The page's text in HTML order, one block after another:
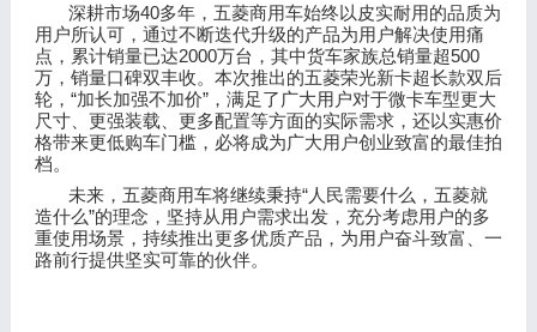
深耕市场40多年，五菱商用车始终以皮实耐用的品质为
用户所认可，通过不断迭代升级的产品为用户解决使用痛
点，累计销量已达2000万台，其中货车家族总销量超500
万，销量口碑双丰收。本次推出的五菱荣光新卡超长款双后
轮， “加长加强不加价”，满足了广大用户对于微卡车型更大
尺寸、更强装载、更多配置等方面的实际需求，还以实惠价
格带来更低购车门槛，必将成为广大用户创业致富的最佳拍
档。
未来，五菱商用车将继续秉持“人民需要什么，五菱就
造什么”的理念，坚持从用户需求出发，充分考虑用户的多
重使用场景，持续推出更多优质产品，为用户奋斗致富、一
路前行提供坚实可靠的伙伴。